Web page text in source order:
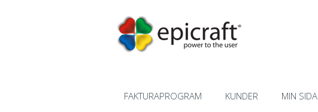
FAKTURAPROGRAM KUNDER MIN SIDA